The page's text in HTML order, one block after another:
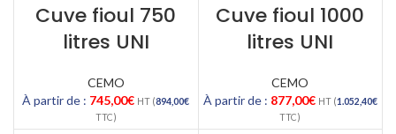
Cuve fioul 750
litres UNI
CEMO
À partir de : 745,00€ HT (894,00€
TTC)
Cuve fioul 1000
litres UNI
CEMO
À partir de : 877,00€ HT (1.052,40€
TTC)